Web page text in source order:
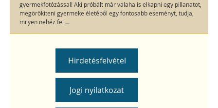
gyermekfotózással! Aki próbált már valaha is elkapni egy pillanatot,
megörökíteni gyermeke életéből egy fontosabb eseményt, tudja,
milyen nehéz fel ...
Hirdetésfelvétel
Jogi nyilatkozat